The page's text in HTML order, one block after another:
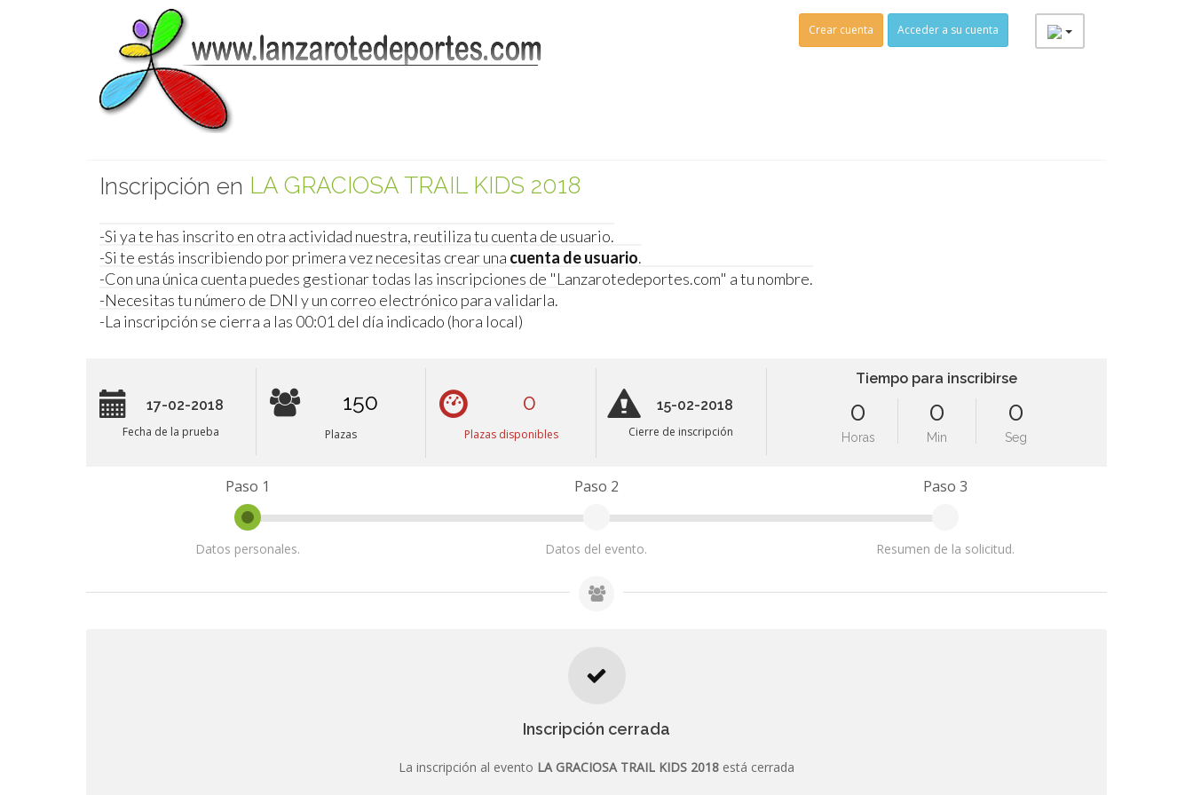
Acceder a su cuenta
Crear cuenta
Inscripción en LA GRACIOSA TRAIL KIDS 2018
-Si ya te has inscrito en otra actividad nuestra, reutiliza tu cuenta de usuario.
-Si te estás inscribiendo por primera vez necesitas crear una cuenta de usuario.
-Con una única cuenta puedes gestionar todas las inscripciones de "Lanzarotedeportes.com" a tu nombre.
-Necesitas tu número de DNI y un correo electrónico para validarla.
-La inscripción se cierra a las 00:01 del día indicado (hora local)
17-02-2018
Fecha de la prueba
150
Plazas
0
Plazas disponibles
15-02-2018
Cierre de inscripción
Tiempo para inscribirse
0
Horas
0
Min
0
Seg
Paso 1
Datos personales.
Paso 2
Datos del evento.
Paso 3
Resumen de la solicitud.
Inscripción cerrada
La inscripción al evento LA GRACIOSA TRAIL KIDS 2018 está cerrada